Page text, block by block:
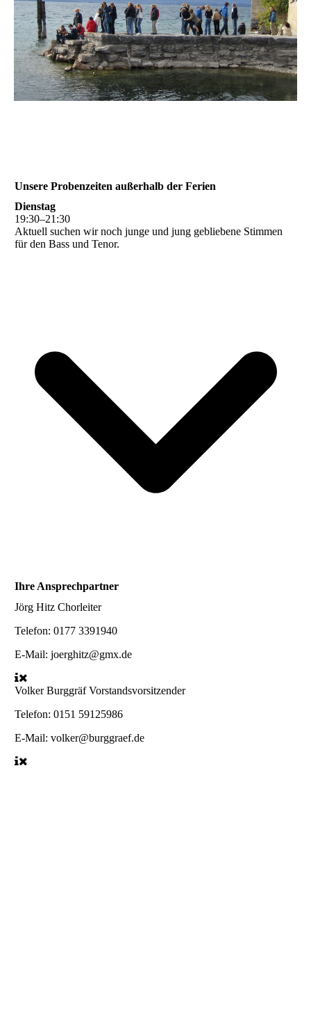
Unsere Probenzeiten außerhalb der Ferien
Dienstag
19:30–21 :30
Aktuell suchen wir noch junge und jung gebliebene Stimmen
für den Bass und Tenor.
Ihre Ansprechpartner
Jörg Hitz Chorleiter
Telefon: 0177 3391940
E-Mail: joerghitz@gmx.de
Volker BurggräfVorstandsvorsitzender
Telefon: 0151 59125986
E-Mail: volker@burggraef.de